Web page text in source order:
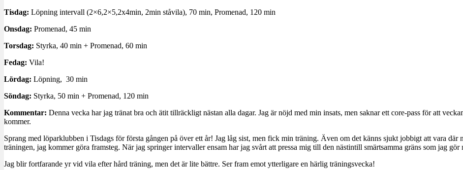
Tisdag: Löpning intervall (2×6,2×5,2x4min, 2min ståvila), 70 min, Promenad, 120 min
Onsdag: Promenad, 45 min
Torsdag: Styrka, 40 min + Promenad, 60 min
Fedag: Vila!
Lördag: Löpning, 30 min
Söndag: Styrka, 50 min + Promenad, 120 min
Kommentar: Denna vecka har jag tränat bra och ätit tillräckligt nästan alla dagar. Jag är nöjd med min insats, men saknar ett core-pass för att
kommer.
Sprang med löparklubben i Tisdags för första gången på över ett år! Jag låg sist, men fick min träning. Även om det känns sjukt jobbigt att vara där
träningen, jag kommer göra framsteg. När jag springer intervaller ensam har jag svårt att pressa mig till den nästintill smärtsamma gräns som jag
Jag blir fortfarande yr vid vila efter hård träning, men det är lite bättre. Ser fram emot ytterligare en härlig träningsvecka!